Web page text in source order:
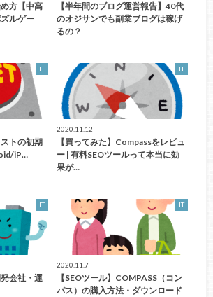
方【中高
ルゲー
【半年間のブログ運営報告】40代
のオジサンでも副業ブログは稼げ
るの？
IT
ストの初期
iP…
IT
2020.11.12
【買ってみた】Compassをレビュ
ー | 有料SEOツールって本当に効
果が…
IT
会社・運
IT
2020.11.7
【SEOツール】COMPASS（コン
パス）の購入方法・ダウンロード